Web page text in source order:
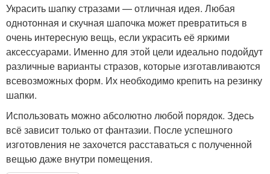
Украсить шапку стразами — отличная идея. Любая
однотонная и скучная шапочка может превратиться в
очень интересную вещь, если украсить её яркими
аксессуарами. Именно для этой цели идеально подойдут
различные варианты стразов, которые изготавливаются
всевозможных форм. Их необходимо крепить на резинку
шапки.
Использовать можно абсолютно любой порядок. Здесь
всё зависит только от фантазии. После успешного
изготовления не захочется расставаться с полученной
вещью даже внутри помещения.